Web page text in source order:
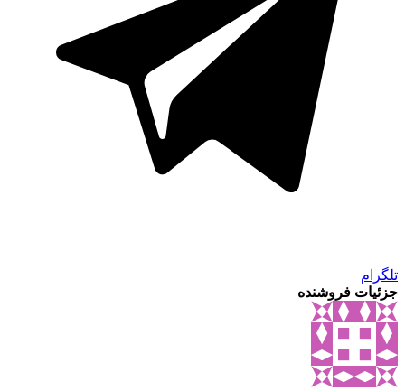
تلگرام
جزئیات فروشنده